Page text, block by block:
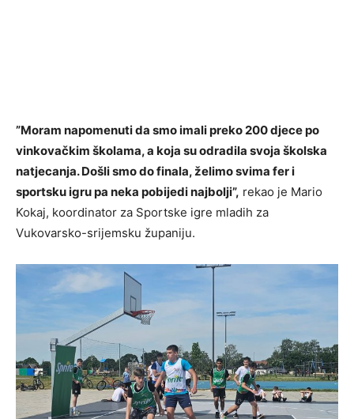
”Moram napomenuti da smo imali preko 200 djece po
vinkovačkim školama, a koja su odradila svoja školska
natjecanja. Došli smo do finala, želimo svima fer i
sportsku igru pa neka pobijedi najbolji”, rekao je Mario
Kokaj, koordinator za Sportske igre mladih za
Vukovarsko-srijemsku županiju.